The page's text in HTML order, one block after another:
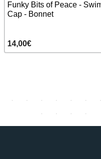
Funky Bits of Peace -
Cap - Bonnet
14,00€